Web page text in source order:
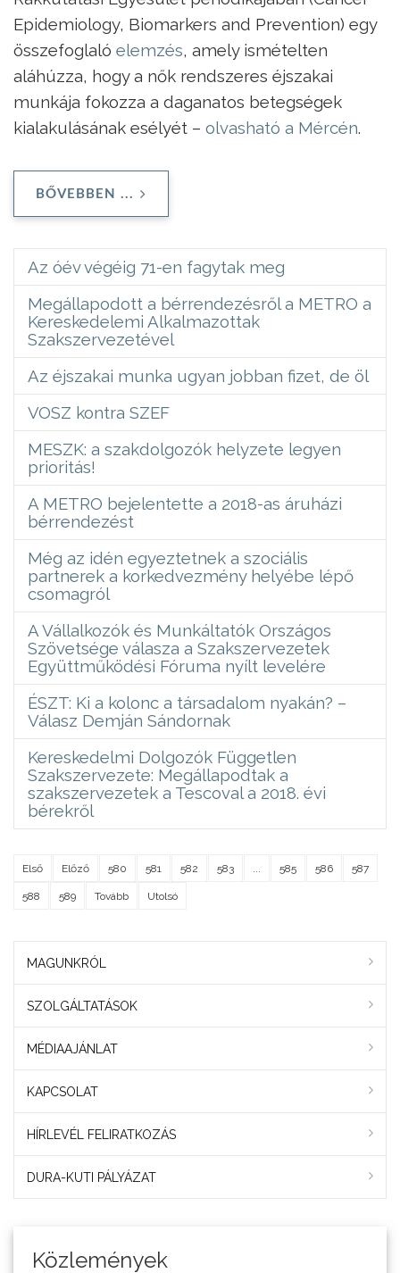
Epidemiology, Biomarkers and Prevention) egy
összefoglaló elemzés, amely ismételten
aláhúzza, hogy a nők rendszeres éjszakai
munkája fokozza a daganatos betegségek
kialakulásának esélyét – olvasható a Mércén.
BŐVEBBEN ...
Az óév végéig 71-en fagytak meg
Megállapodott a bérrendezésről a METRO a
Kereskedelemi Alkalmazottak
Szakszervezetével
Az éjszakai munka ugyan jobban fizet, de öl
VOSZ kontra SZEF
MESZK: a szakdolgozók helyzete legyen
prioritás!
A METRO bejelentette a 2018-as áruházi
bérrendezést
Még az idén egyeztetnek a szociális
partnerek a korkedvezmény helyébe lépő
csomagról
A Vállalkozók és Munkáltatók Országos
Szövetsége válasza a Szakszervezetek
Együttműködési Fóruma nyílt levelére
ÉSZT: Ki a kolonc a társadalom nyakán? –
Válasz Demján Sándornak
Kereskedelmi Dolgozók Független
Szakszervezete: Megállapodtak a
szakszervezetek a Tescoval a 2018. évi
bérekről
Első Előző 580 581 582 583 585 586 587
588 589 Tovább Utolsó
MAGUNKRÓL
SZOLGÁLTATÁSOK
MÉDIAAJÁNLAT
KAPCSOLAT
HÍRLEVÉL FELIRATKOZÁS
DURA-KUTI PÁLYÁZAT
Közlemények